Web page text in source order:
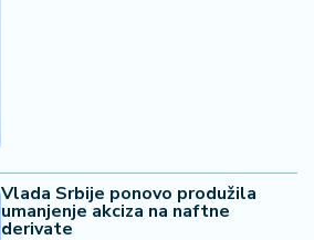
Vlada Srbije ponovo produžila
umanjenje akciza na naftne
derivate